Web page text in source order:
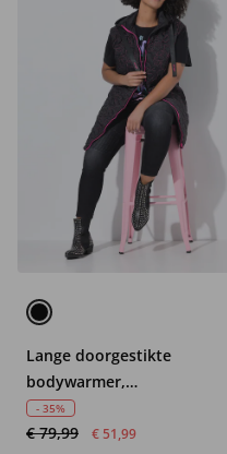
Lange doorgestikte
bodywarmer,
sterrenmotief
- 35%
€ 79,99 € 51,99